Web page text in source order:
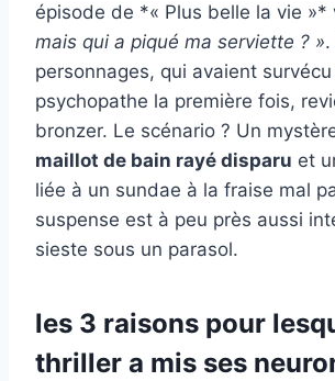
épisode de *« Plus belle la vie »*
mais qui a piqué ma serviette ? ».
personnages, qui avaient
psychopathe la première fois,
bronzer. Le scénario ? Un
maillot de bain rayé disparu et
liée à un sundae à la fraise mal
suspense est à peu près aussi
sieste sous un parasol.
les 3 raisons pour
thriller a mis ses